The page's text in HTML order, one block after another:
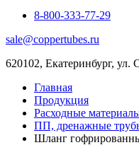
8-800-333-77-29
sale@coppertubes.ru
620102, Екатеринбург,
Главная
Продукция
Расходные
ПП, дренажные
Шланг